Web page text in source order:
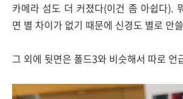
카메라 섬도 더 커졌다(이건 좀 아쉽다).
면 별 차이가 없기 때문에 신경도 별로 안
그 외에 뒷면은 폴드3와 비슷해서 따로 언